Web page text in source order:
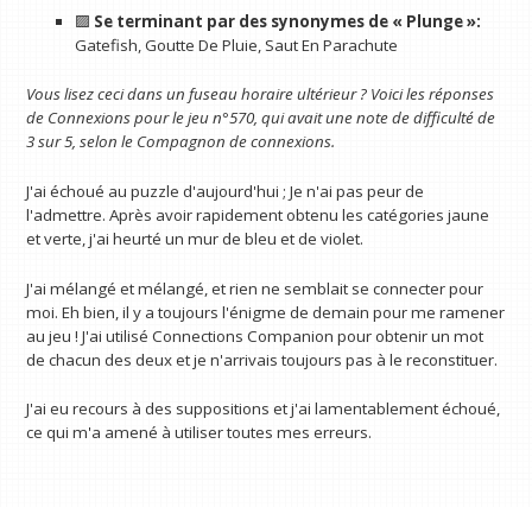
🟪 Se terminant par des synonymes de « Plunge »:
Gatefish, Goutte De Pluie, Saut En Parachute
Vous lisez ceci dans un fuseau horaire ultérieur ? Voici les réponses
de Connexions pour le jeu n°570, qui avait une note de difficulté de
3 sur 5, selon le Compagnon de connexions.
J'ai échoué au puzzle d'aujourd'hui ; Je n'ai pas peur de
l'admettre. Après avoir rapidement obtenu les catégories jaune
et verte, j'ai heurté un mur de bleu et de violet.
J'ai mélangé et mélangé, et rien ne semblait se connecter pour
moi. Eh bien, il y a toujours l'énigme de demain pour me ramener
au jeu ! J'ai utilisé Connections Companion pour obtenir un mot
de chacun des deux et je n'arrivais toujours pas à le reconstituer.
J'ai eu recours à des suppositions et j'ai lamentablement échoué,
ce qui m'a amené à utiliser toutes mes erreurs.